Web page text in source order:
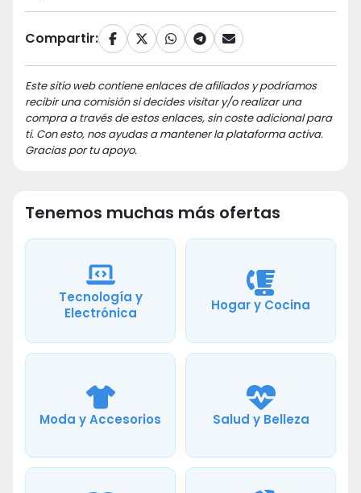
Compartir:
Este sitio web contiene enlaces de afiliados y podríamos
recibir una comisión si decides visitar y/o realizar una
compra a través de estos enlaces, sin coste adicional para
ti. Con esto, nos ayudas a mantener la plataforma activa.
Gracias por tu apoyo.
Tenemos muchas más ofertas
Tecnología y
Electrónica
Hogar y Cocina
Moda y Accesorios Salud y Belleza